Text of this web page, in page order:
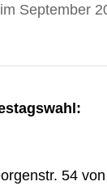
im September
54